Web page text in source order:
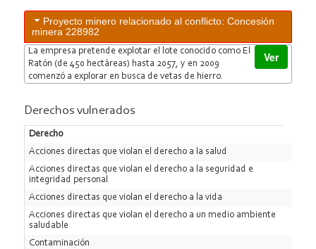
Proyecto minero relacionado al conflicto: Concesión
minera 228982
Ver
La empresa pretende explotar el lote conocido como El
Ratón (de 450 hectáreas) hasta 2057, y en 2009
comenzó a explorar en busca de vetas de hierro.
Derechos vulnerados
Derecho
Acciones directas que violan el derecho a la salud
Acciones directas que violan el derecho a la seguridad e
integridad personal
Acciones directas que violan el derecho a la vida
Acciones directas que violan el derecho a un medio ambiente
saludable
Contaminación